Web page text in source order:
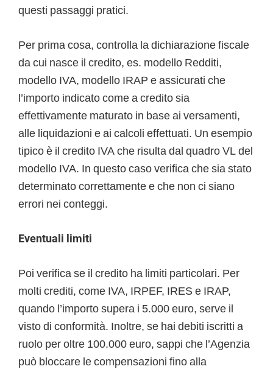
questi passaggi pratici.
Per prima cosa, controlla la dichiarazione fiscale
da cui nasce il credito, es. modello Redditi,
modello IVA, modello IRAP e assicurati che
l’importo indicato come a credito sia
effettivamente maturato in base ai versamenti,
alle liquidazioni e ai calcoli effettuati. Un esempio
tipico è il credito IVA che risulta dal quadro VL del
modello IVA. In questo caso verifica che sia stato
determinato correttamente e che non ci siano
errori nei conteggi.
Eventuali limiti
Poi verifica se il credito ha limiti particolari. Per
molti crediti, come IVA, IRPEF, IRES e IRAP,
quando l’importo supera i 5.000 euro, serve il
visto di conformità. Inoltre, se hai debiti iscritti a
ruolo per oltre 100.000 euro, sappi che l’Agenzia
può bloccare le compensazioni fino alla